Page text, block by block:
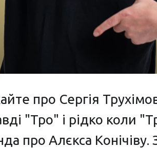
про Сергія
"Тро" і рідко коли
про Алєкса